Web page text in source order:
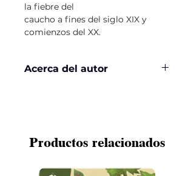
la fiebre del
caucho a fines del siglo XIX y
comienzos del XX.
Acerca del autor
Productos relacionados